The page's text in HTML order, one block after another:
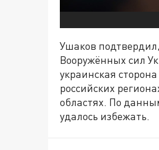
Ушаков
Вооружённых сил
украинская
российских
областях. По
удалось избежать.